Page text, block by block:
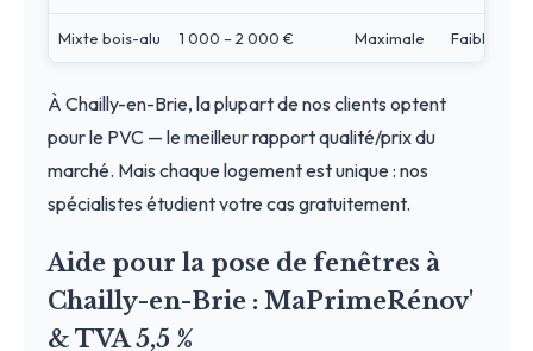
Mixte bois-alu 1 000 – 2 000 € Maximale Faible
À Chailly-en-Brie, la plupart de nos clients optent
pour le PVC — le meilleur rapport qualité/prix du
marché. Mais chaque logement est unique : nos
spécialistes étudient votre cas gratuitement.
Aide pour la pose de fenêtres à
Chailly-en-Brie : MaPrimeRénov'
& TVA 5,5 %